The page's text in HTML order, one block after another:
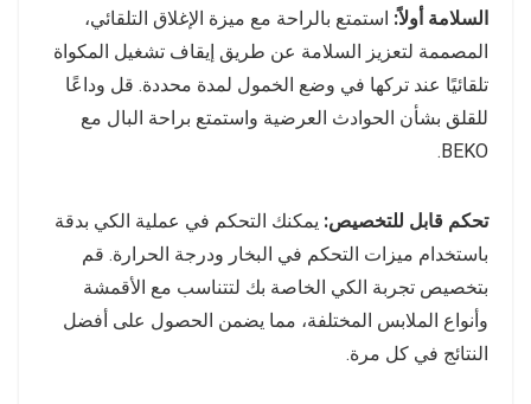
السلامة أولاً: استمتع بالراحة مع ميزة الإغلاق التلقائي،
المصممة لتعزيز السلامة عن طريق إيقاف تشغيل المكواة
تلقائيًا عند تركها في وضع الخمول لمدة محددة. قل وداعًا
للقلق بشأن الحوادث العرضية واستمتع براحة البال مع
BEKO.
تحكم قابل للتخصيص: يمكنك التحكم في عملية الكي بدقة
باستخدام ميزات التحكم في البخار ودرجة الحرارة. قم
بتخصيص تجربة الكي الخاصة بك لتتناسب مع الأقمشة
وأنواع الملابس المختلفة، مما يضمن الحصول على أفضل
النتائج في كل مرة.